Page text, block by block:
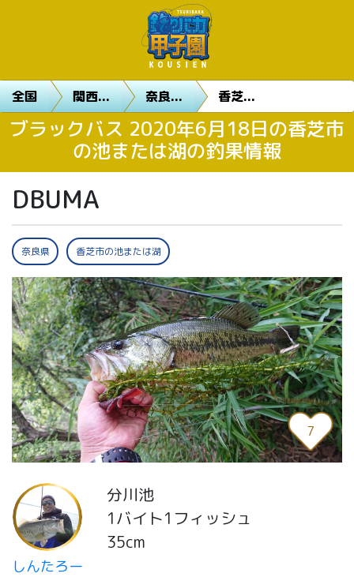
全国 関西... 奈良... 香芝...
ブラックバス 2020年6月18日の香芝市
の池または湖の釣果情報
DBUMA
奈良県 香芝市の池または湖
7
しんたろー
分川池
1バイト1フィッシュ
35cm